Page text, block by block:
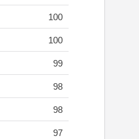
100
100
99
98
98
97